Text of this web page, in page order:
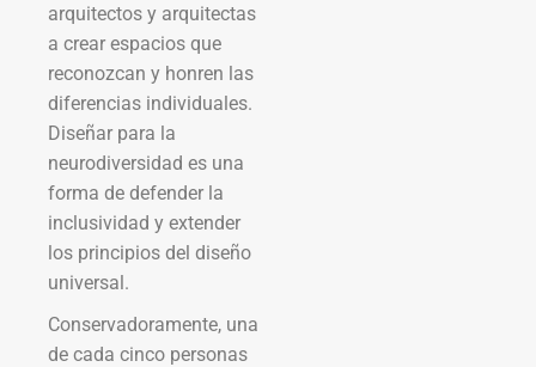
arquitectos y arquitectas
a crear espacios que
reconozcan y honren las
diferencias individuales.
Diseñar para la
neurodiversidad es una
forma de defender la
inclusividad y extender
los principios del diseño
universal.
Conservadoramente, una
de cada cinco personas